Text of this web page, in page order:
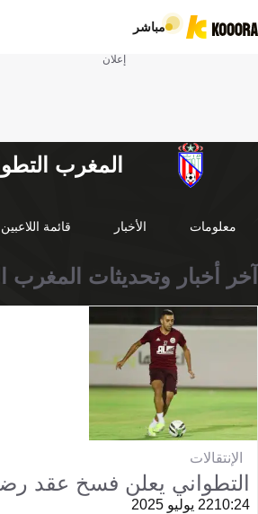
مباشر
إعلان
المغرب
معلومات الأخبار قائمة اللاعبين
آخر أخبار وتحديثات المغرب
الإنتقالات
التطواني يعلن فسخ عقد
10:2422 يوليو 2025